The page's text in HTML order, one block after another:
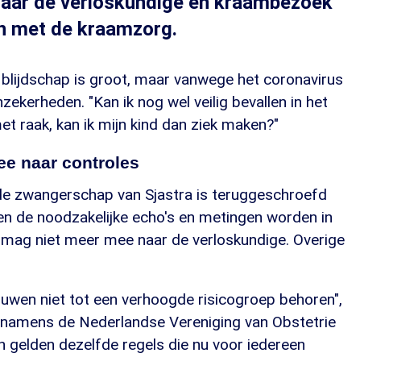
met de kraamzorg.
is groot, maar vanwege het coronavirus
"Kan ik nog wel veilig bevallen in het
raak, kan ik mijn kind dan ziek maken?"
naar controles
zwangerschap van Sjastra is teruggeschroefd
de noodzakelijke echo's en metingen worden in
niet meer mee naar de verloskundige. Overige
niet tot een verhoogde risicogroep behoren",
de Nederlandse Vereniging van Obstetrie
gelden dezelfde regels die nu voor iedereen